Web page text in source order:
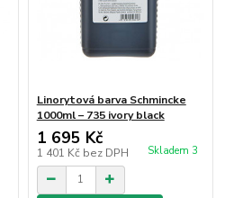
Linorytová barva Schmincke
1000ml – 735 ivory black
1 695 Kč
1 401 Kč bez DPH Skladem 3